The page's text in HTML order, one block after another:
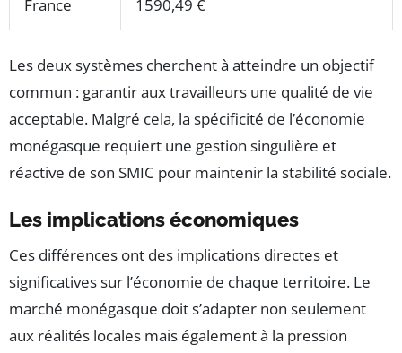
France 1590,49 €
Les deux systèmes cherchent à atteindre un objectif
commun : garantir aux travailleurs une qualité de vie
acceptable. Malgré cela, la spécificité de l’économie
monégasque requiert une gestion singulière et
réactive de son SMIC pour maintenir la stabilité sociale.
Les implications économiques
Ces différences ont des implications directes et
significatives sur l’économie de chaque territoire. Le
marché monégasque doit s’adapter non seulement
aux réalités locales mais également à la pression